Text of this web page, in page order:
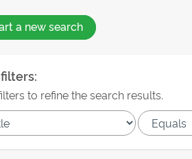
a new search
to refine the search results.